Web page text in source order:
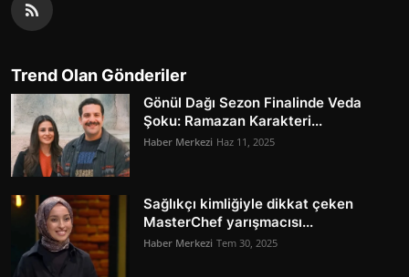
Trend Olan Gönderiler
Gönül Dağı Sezon Finalinde Veda
Şoku: Ramazan Karakteri...
Haber Merkezi Haz 11, 2025
Sağlıkçı kimliğiyle dikkat çeken
MasterChef yarışmacısı...
Haber Merkezi Tem 30, 2025